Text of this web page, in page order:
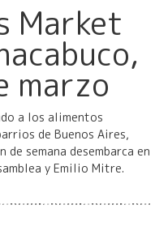
Market
marzo
a los alimentos
de Buenos Aires,
semana desembarca en
y Emilio Mitre.